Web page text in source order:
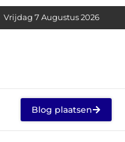
Blog plaatsen